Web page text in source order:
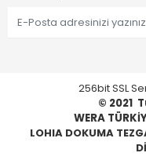
256bit SSL
© 2021
WERA
LOHIA DOKUMA